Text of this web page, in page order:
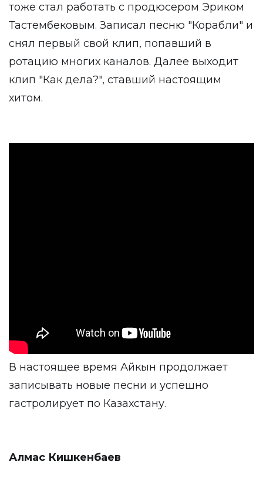
тоже стал работать с продюсером Эриком
Тастембековым. Записал песню "Корабли" и
снял первый свой клип, попавший в
ротацию многих каналов. Далее выходит
клип "Как дела?", ставший настоящим
хитом.
В настоящее время Айкын продолжает
записывать новые песни и успешно
гастролирует по Казахстану.
Алмас Кишкенбаев